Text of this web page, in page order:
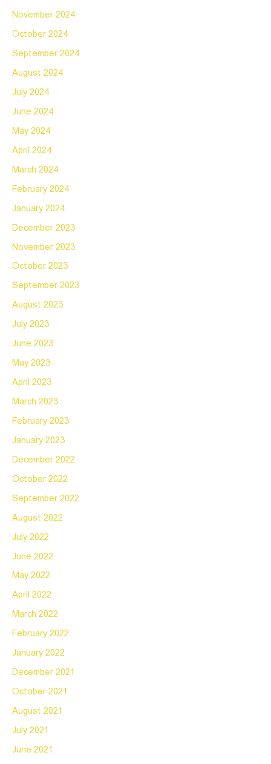
November 2024
October 2024
September 2024
August 2024
July 2024
June 2024
May 2024
April 2024
March 2024
February 2024
January 2024
December 2023
November 2023
October 2023
September 2023
August 2023
July 2023
June 2023
May 2023
April 2023
March 2023
February 2023
January 2023
December 2022
October 2022
September 2022
August 2022
July 2022
June 2022
May 2022
April 2022
March 2022
February 2022
January 2022
December 2021
October 2021
August 2021
July 2021
June 2021